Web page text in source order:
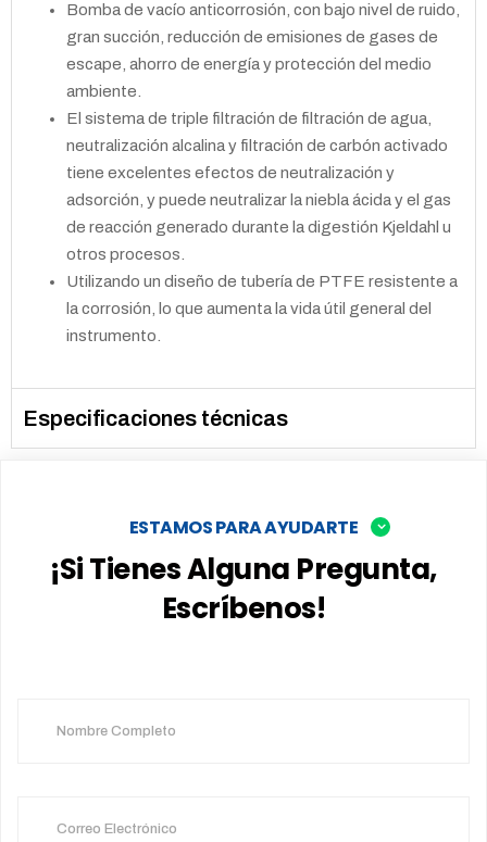
Bomba de vacío anticorrosión, con bajo nivel de ruido,
gran succión, reducción de emisiones de gases de
escape, ahorro de energía y protección del medio
ambiente.
El sistema de triple filtración de filtración de agua,
neutralización alcalina y filtración de carbón activado
tiene excelentes efectos de neutralización y
adsorción, y puede neutralizar la niebla ácida y el gas
de reacción generado durante la digestión Kjeldahl u
otros procesos.
Utilizando un diseño de tubería de PTFE resistente a
la corrosión, lo que aumenta la vida útil general del
instrumento.
Especificaciones técnicas
ESTAMOS PARA AYUDARTE
¡Si Tienes Alguna Pregunta,
Escríbenos!